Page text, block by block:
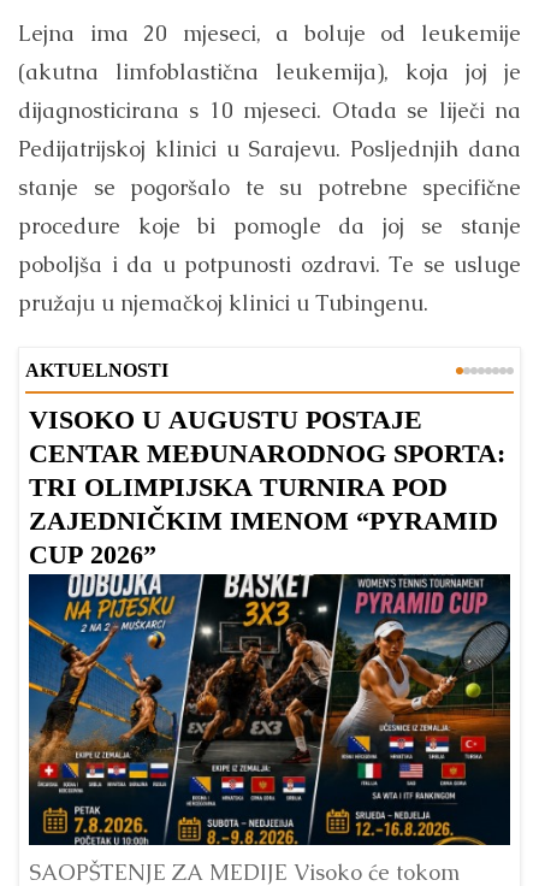
Lejna ima 20 mjeseci, a boluje od leukemije
(akutna limfoblastična leukemija), koja joj je
dijagnosticirana s 10 mjeseci. Otada se liječi na
Pedijatrijskoj klinici u Sarajevu. Posljednjih dana
stanje se pogoršalo te su potrebne specifične
procedure koje bi pomogle da joj se stanje
poboljša i da u potpunosti ozdravi. Te se usluge
pružaju u njemačkoj klinici u Tubingenu.
AKTUELNOSTI
VISOKO U AUGUSTU POSTAJE
CENTAR MEĐUNARODNOG SPORTA:
TRI OLIMPIJSKA TURNIRA POD
ZAJEDNIČKIM IMENOM “PYRAMID
CUP 2026”
SAOPŠTENJE ZA MEDIJE Visoko će tokom